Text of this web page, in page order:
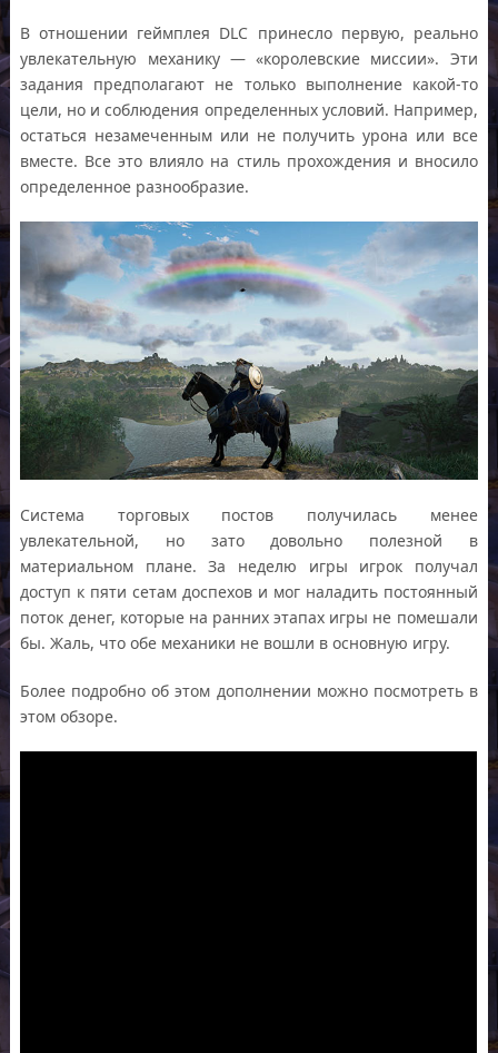
В отношении геймплея DLC принесло первую, реально
увлекательную механику — «королевские миссии». Эти
задания предполагают не только выполнение какой-то
цели, но и соблюдения определенных условий. Например,
остаться незамеченным или не получить урона или все
вместе. Все это влияло на стиль прохождения и вносило
определенное разнообразие.
Система торговых постов получилась менее
увлекательной, но зато довольно полезной в
материальном плане. За неделю игры игрок получал
доступ к пяти сетам доспехов и мог наладить постоянный
поток денег, которые на ранних этапах игры не помешали
бы. Жаль, что обе механики не вошли в основную игру.
Более подробно об этом дополнении можно посмотреть в
этом обзоре.